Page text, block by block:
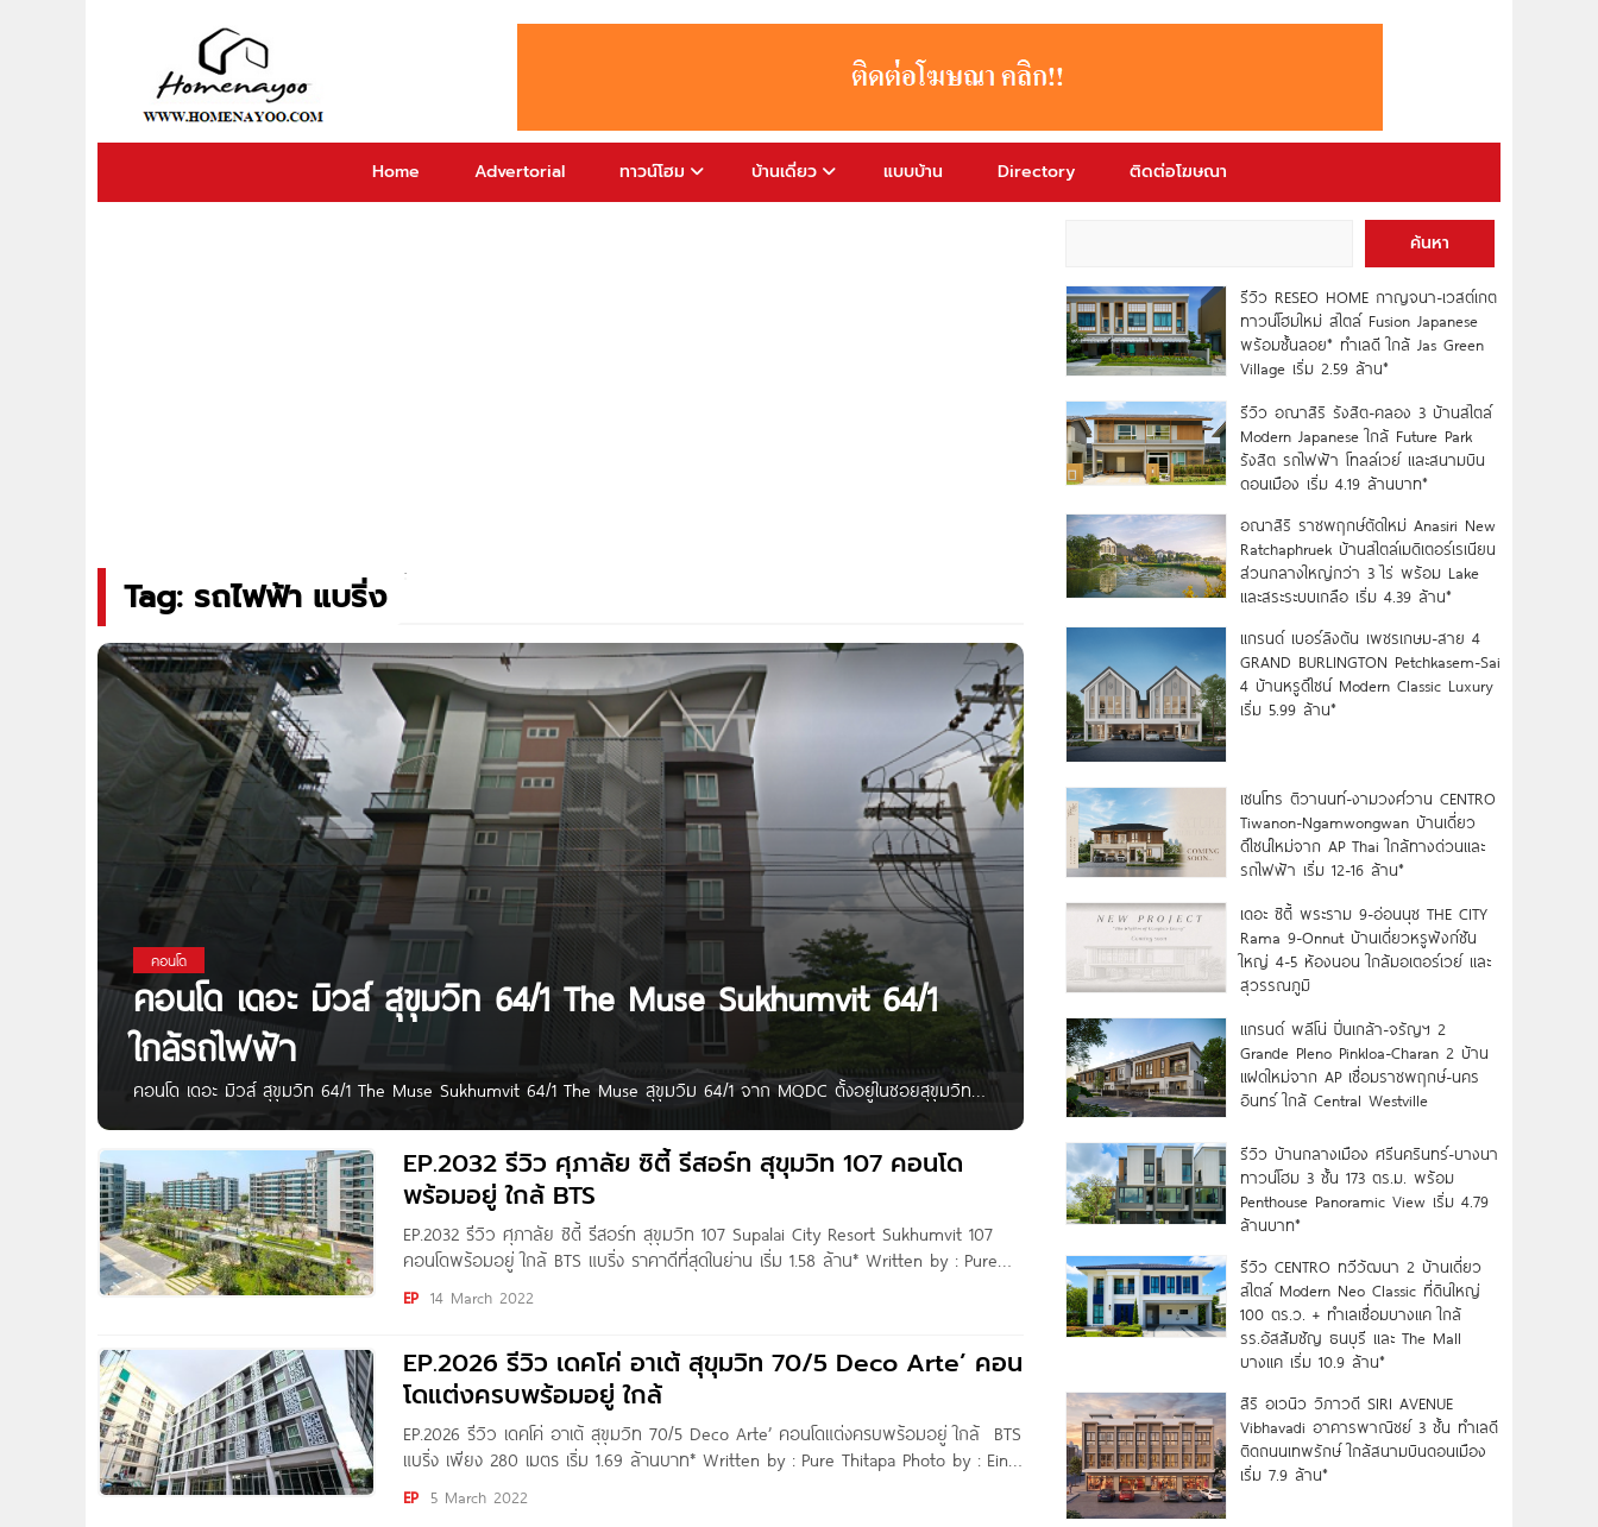
Home Advertorial ทาวน์โฮม บ้านเดี่ยว แบบบ้าน Directory ติดต่อโฆษณา
Tag: รถไฟฟ้า แบริ่ง
คอนโด
คอนโด เดอะ มิวส์ สุขุมวิท 64/1 The Muse Sukhumvit 64/1
ใกล้รถไฟฟ้า
คอนโด เดอะ มิวส์ สุขุมวิท 64/1 The Muse Sukhumvit 64/1 The Muse สุขุมวิม 64/1 จาก MQDC ตั้งอยู่ในซอยสุขุมวิท
64/1 ถนนสุขุมวิท แขวงบางจาก เขตพระโขนง กทม. ใกล้รถไฟฟ้า BTS ปุณณวิถี ประมาณ 250 เมตร, ทางด่วนเฉลิม
มหานคร, เซ็นทรัล บางนา,
EP.2032 รีวิว ศุภาลัย ซิตี้ รีสอร์ท สุขุมวิท 107 คอนโด
พร้อมอยู่ ใกล้ BTS
EP.2032 รีวิว ศุภาลัย ซิตี้ รีสอร์ท สุขุมวิท 107 Supalai City Resort Sukhumvit 107
คอนโดพร้อมอยู่ ใกล้ BTS แบริ่ง ราคาดีที่สุดในย่าน เริ่ม 1.58 ล้าน* Written by : Pure
Thitapa Photo by : Eins Gannika
EP 14 March 2022
EP.2026 รีวิว เดคโค่ อาเต้ สุขุมวิท 70/5 Deco Arte’ คอน
โดแต่งครบพร้อมอยู่ ใกล้
EP.2026 รีวิว เดคโค่ อาเต้ สุขุมวิท 70/5 Deco Arte’ คอนโดแต่งครบพร้อมอยู่ ใกล้ BTS
แบริ่ง เพียง 280 เมตร เริ่ม 1.69 ล้านบาท* Written by : Pure Thitapa Photo by : Eins
Gannika สวัสดีค่ะ เพื่อน
EP 5 March 2022
ค้นหา
รีวิว RESEO HOME กาญจนา-เวสต์เกต
ทาวน์โฮมใหม่ สไตล์ Fusion Japanese
พร้อมชั้นลอย* ทำเลดี ใกล้ Jas Green
Village เริ่ม 2.59 ล้าน*
รีวิว อณาสิริ รังสิต-คลอง 3 บ้านสไตล์
Modern Japanese ใกล้ Future Park
รังสิต รถไฟฟ้า โทลล์เวย์ และสนามบิน
ดอนเมือง เริ่ม 4.19 ล้านบาท*
อณาสิริ ราชพฤกษ์ตัดใหม่ Anasiri New
Ratchaphruek บ้านสไตล์เมดิเตอร์เรเนียน
ส่วนกลางใหญ่กว่า 3 ไร่ พร้อม Lake
และสระระบบเกลือ เริ่ม 4.39 ล้าน*
แกรนด์ เบอร์ลิงตัน เพชรเกษม-สาย 4
GRAND BURLINGTON Petchkasem-Sai
4 บ้านหรูดีไซน์ Modern Classic Luxury
เริ่ม 5.99 ล้าน*
เซนโทร ติวานนท์-งามวงศ์วาน CENTRO
Tiwanon-Ngamwongwan บ้านเดี่ยว
ดีไซน์ใหม่จาก AP Thai ใกล้ทางด่วนและ
รถไฟฟ้า เริ่ม 12-16 ล้าน*
เดอะ ซิตี้ พระราม 9-อ่อนนุช THE CITY
Rama 9-Onnut บ้านเดี่ยวหรูฟังก์ชัน
ใหญ่ 4-5 ห้องนอน ใกล้มอเตอร์เวย์ และ
สุวรรณภูมิ
แกรนด์ พลีโน่ ปิ่นเกล้า-จรัญฯ 2
Grande Pleno Pinkloa-Charan 2 บ้าน
แฝดใหม่จาก AP เชื่อมราชพฤกษ์-นคร
อินทร์ ใกล้ Central Westville
รีวิว บ้านกลางเมือง ศรีนครินทร์-บางนา
ทาวน์โฮม 3 ชั้น 173 ตร.ม. พร้อม
Penthouse Panoramic View เริ่ม 4.79
ล้านบาท*
รีวิว CENTRO ทวีวัฒนา 2 บ้านเดี่ยว
สไตล์ Modern Neo Classic ที่ดินใหญ่
100 ตร.ว. + ทำเลเชื่อมบางแค ใกล้
รร.อัสสัมชัญ ธนบุรี และ The Mall
บางแค เริ่ม 10.9 ล้าน*
สิริ อเวนิว วิภาวดี SIRI AVENUE
Vibhavadi อาคารพาณิชย์ 3 ชั้น ทำเลดี
ติดถนนเทพรักษ์ ใกล้สนามบินดอนเมือง
เริ่ม 7.9 ล้าน*